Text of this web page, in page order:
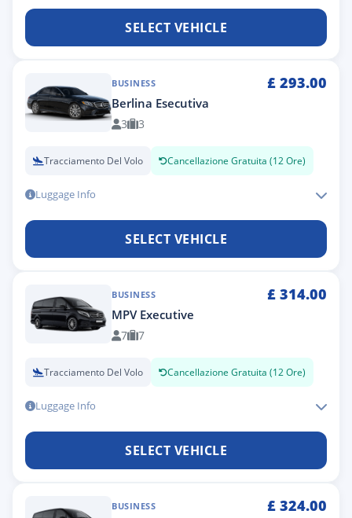
SELECT VEHICLE
BUSINESS £ 293.00
Berlina Esecutiva
3 3
Tracciamento Del Volo Cancellazione Gratuita (12 Ore)
Luggage Info
SELECT VEHICLE
BUSINESS £ 314.00
MPV Executive
7 7
Tracciamento Del Volo Cancellazione Gratuita (12 Ore)
Luggage Info
SELECT VEHICLE
BUSINESS £ 324.00